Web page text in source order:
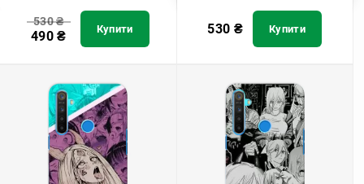
530₴
490₴ Купити 530 ₴ Купити